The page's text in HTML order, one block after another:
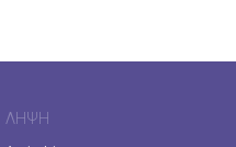
ΛΉΨΗ